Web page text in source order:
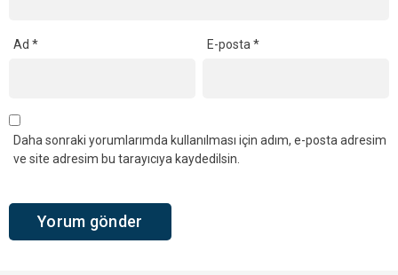
Ad * E-posta*
Daha sonraki yorumlarımda kullanılması için adım, e-posta adresim
ve site adresim bu tarayıcıya kaydedilsin.